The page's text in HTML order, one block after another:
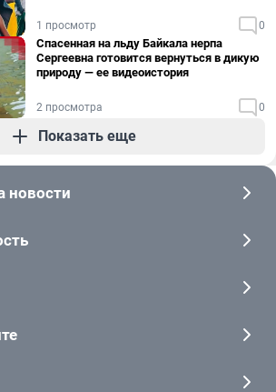
1 просмотр 0
Спасенная на льду Байкала нерпа
Сергеевна готовится вернуться в дикую
природу — ее видеоистория
2 просмотра 0
Показать еще
новости